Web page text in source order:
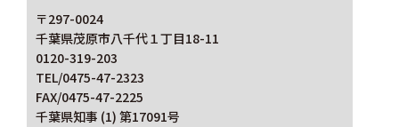
〒297-0024
千葉県茂原市八千代１丁目18-11
0120-319-203
TEL/0475-47-2323
FAX/0475-47-2225
千葉県知事 (1) 第17091号